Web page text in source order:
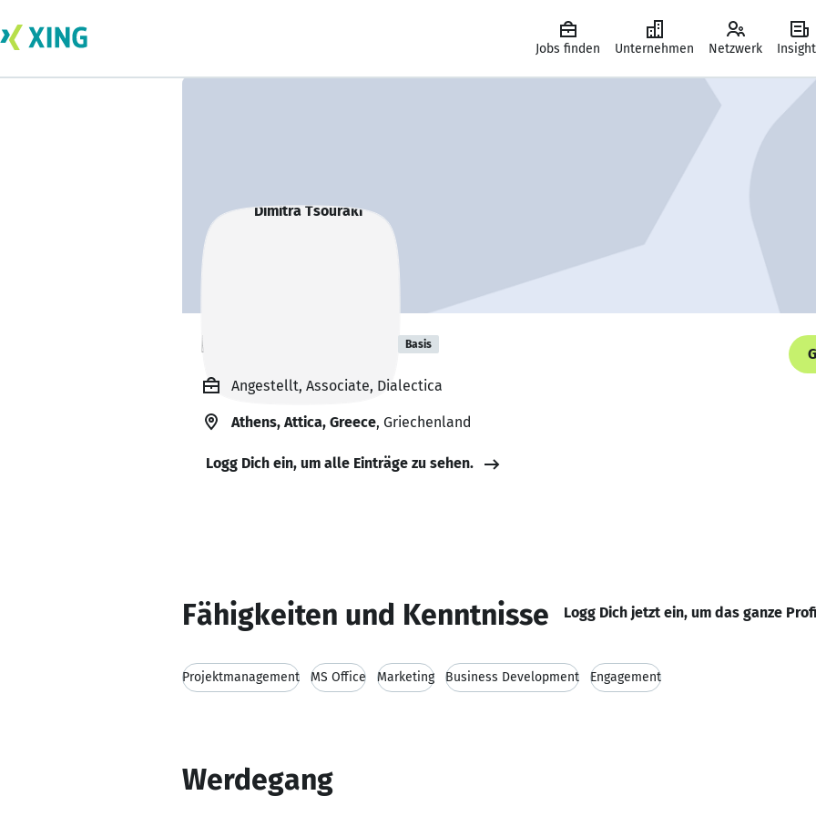
Jobs finden Unternehmen Netzwerk
Dimitra Tsouraki Basis
Angestellt, Associate, Dialectica
Athens, Attica, Greece, Griechenland
Logg Dich ein, um alle Einträge zu sehen.
Fähigkeiten und Kenntnisse Logg Dich jetzt ein, um das ganze
Projektmanagement MS Office Marketing Business Development Engagement
Werdegang